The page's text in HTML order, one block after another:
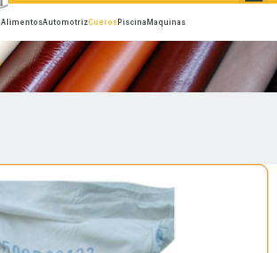
AlimentosAutomotrizCueros Piscina Maquinas